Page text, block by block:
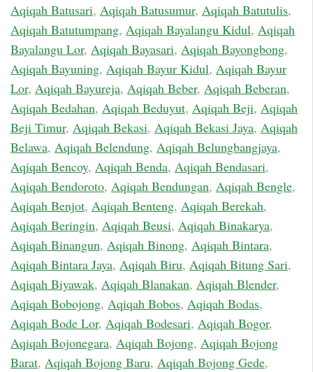
Aqiqah Batusari, Aqiqah Batusumur, Aqiqah Batutulis,
Aqiqah Batutumpang, Aqiqah Bayalangu Kidul, Aqiqah
Bayalangu Lor, Aqiqah Bayasari, Aqiqah Bayongbong,
Aqiqah Bayuning, Aqiqah Bayur Kidul, Aqiqah Bayur
Lor, Aqiqah Bayureja, Aqiqah Beber, Aqiqah Beberan,
Aqiqah Bedahan, Aqiqah Beduyut, Aqiqah Beji, Aqiqah
Beji Timur, Aqiqah Bekasi, Aqiqah Bekasi Jaya, Aqiqah
Belawa, Aqiqah Belendung, Aqiqah Belungbangjaya,
Aqiqah Bencoy, Aqiqah Benda, Aqiqah Bendasari,
Aqiqah Bendoroto, Aqiqah Bendungan, Aqiqah Bengle,
Aqiqah Benjot, Aqiqah Benteng, Aqiqah Berekah,
Aqiqah Beringin, Aqiqah Beusi, Aqiqah Binakarya,
Aqiqah Binangun, Aqiqah Binong, Aqiqah Bintara,
Aqiqah Bintara Jaya, Aqiqah Biru, Aqiqah Bitung Sari,
Aqiqah Biyawak, Aqiqah Blanakan, Aqiqah Blender,
Aqiqah Bobojong, Aqiqah Bobos, Aqiqah Bodas,
Aqiqah Bode Lor, Aqiqah Bodesari, Aqiqah Bogor,
Aqiqah Bojonegara, Aqiqah Bojong, Aqiqah Bojong
Barat, Aqiqah Bojong Baru, Aqiqah Bojong Gede,